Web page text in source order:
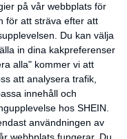
34kr
på vår webbplats för
för att sträva efter att
Du kan välja
in dina kakpreferenser
alla" kommer vi att
att analysera trafik,
innehåll och
hos SHEIN.
användningen av